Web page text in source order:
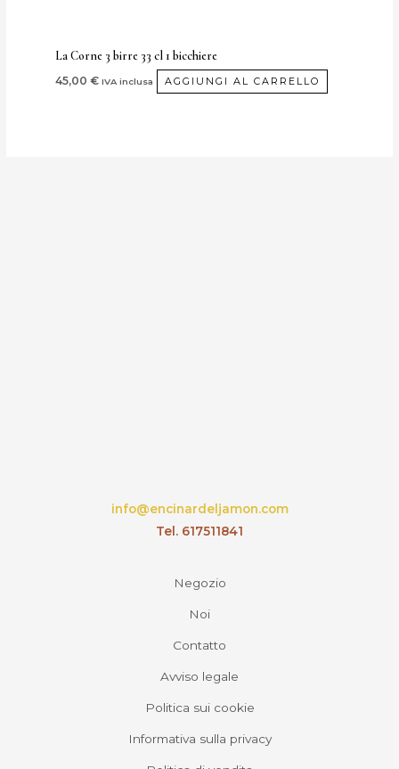
La Corne 3 birre 33 cl 1 bicchiere
45,00€ IVA inclusa AGGIUNGI AL CARRELLO
info@encinardeljamon.com
Tel. 617511841
Negozio
Noi
Contatto
Avviso legale
Politica sui cookie
Informativa sulla privacy